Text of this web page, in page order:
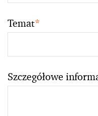
Temat*
Szczegółowe